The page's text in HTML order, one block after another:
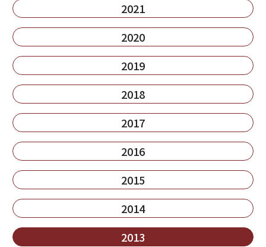
2021
2020
2019
2018
2017
2016
2015
2014
2013